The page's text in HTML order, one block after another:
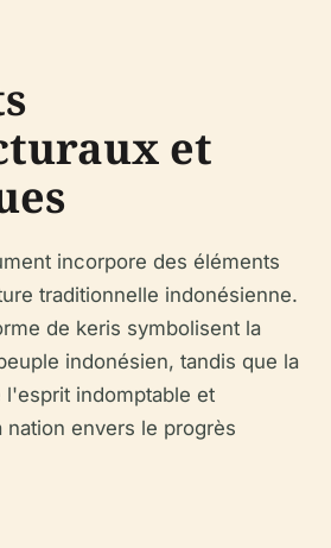
et
incorpore des éléments
traditionnelle indonésienne.
de keris symbolisent la
indonésien, tandis que la
indomptable et
nation envers le progrès